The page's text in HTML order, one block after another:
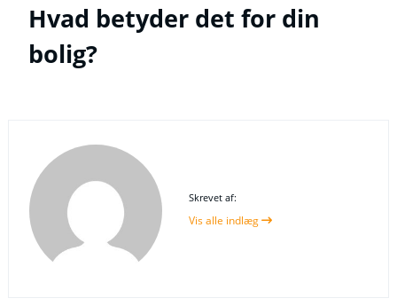
Hvad betyder det for din
bolig?
Skrevet af:
Vis alle indlæg